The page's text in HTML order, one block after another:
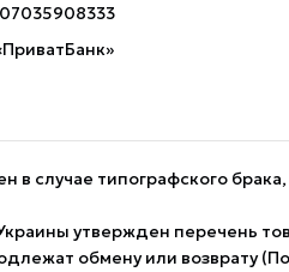
в случае типографского
утвержден перечень
обмену или возврату